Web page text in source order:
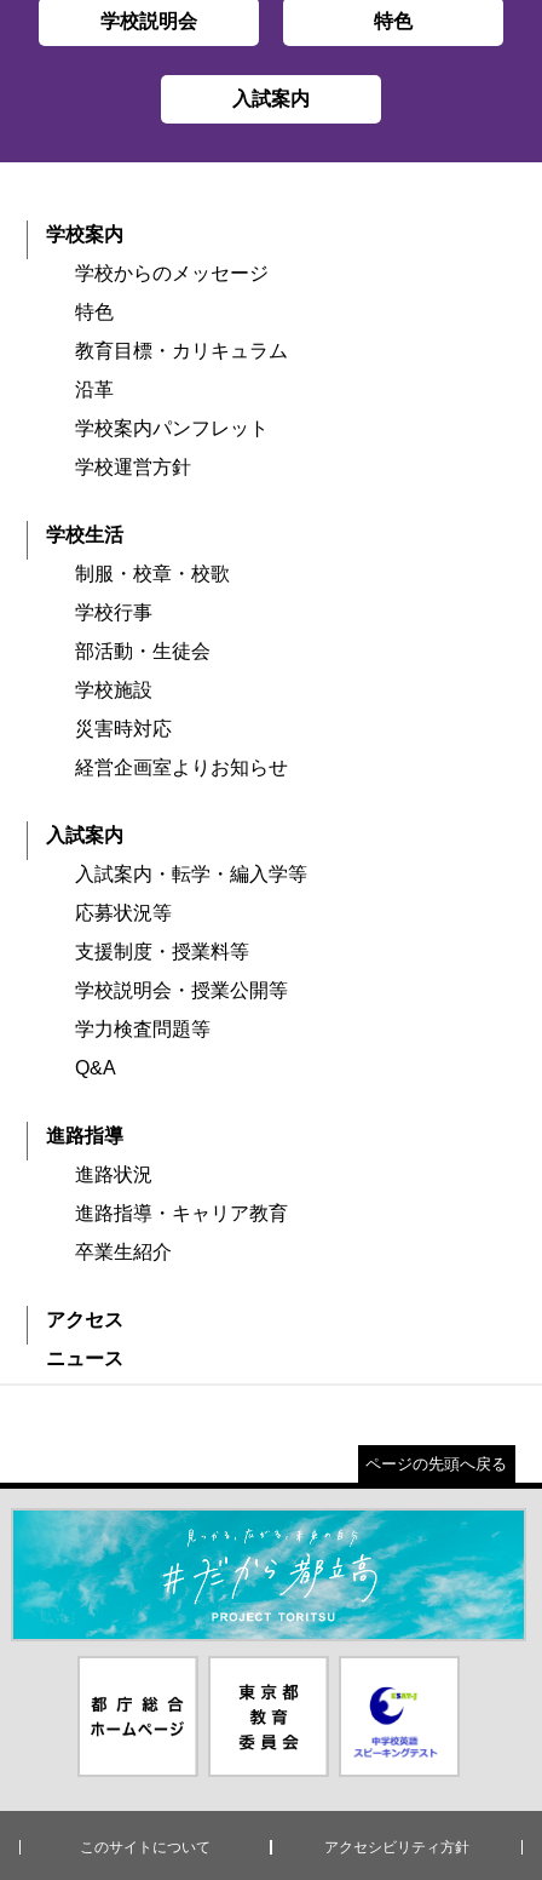
学校説明会 特色
入試案内
学校案内
学校からのメッセージ
特色
教育目標・カリキュラム
沿革
学校案内パンフレット
学校運営方針
学校生活
制服・校章・校歌
学校行事
部活動・生徒会
学校施設
災害時対応
経営企画室よりお知らせ
入試案内
入試案内・転学・編入学等
応募状況等
支援制度・授業料等
学校説明会・授業公開等
学力検査問題等
Q&A
進路指導
進路状況
進路指導・キャリア教育
卒業生紹介
アクセス
ニュース
ページの先頭へ戻る
＃だから都立高（別ウインドウが開きます）
ムページ（別
ウインドウが
員会（別ウイ
ンドウが開き
ピーキングテ
スト（別ウイ
ンドウが開き
このサイトについて アクセシビリティ方針